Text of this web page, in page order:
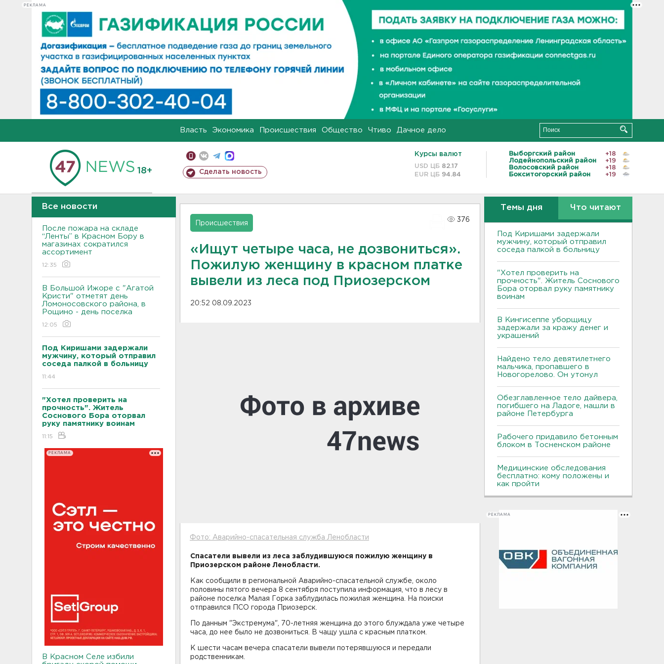
РЕКЛАМА
Власть Экономика Происшествия Общество Чтиво Дачное дело
18+ Сделать новость
Курсы валют
USD ЦБ 82.17
EUR ЦБ 94.84
Выборгский район
+18
Лодейнопольский район
+19
Волосовский район
+18
Бокситогорский район
+19
Все новости
После пожара на складе
“Ленты” в Красном Бору в
магазинах сократился
ассортимент
12:35
В Большой Ижоре с "Агатой
Кристи" отметят день
Ломоносовского района, в
Рощино - день поселка
12:05
Под Киришами задержали
мужчину, который отправил
соседа палкой в больницу
11:44
"Хотел проверить на
прочность". Житель
Соснового Бора оторвал
руку памятнику воинам
11:15
РЕКЛАМА
В Красном Селе избили
Происшествия
376
«Ищут четыре часа, не дозвониться».
Пожилую женщину в красном платке
вывели из леса под Приозерском
20:52 08.09.2023
Фото: Аварийно-спасательная служба Ленобласти
Спасатели вывели из леса заблудившуюся пожилую женщину в
Приозерском районе Ленобласти.
Как сообщили в региональной Аварийно-спасательной службе, около
половины пятого вечера 8 сентября поступила информация, что в лесу в
районе поселка Малая Горка заблудилась пожилая женщина. На поиски
отправился ПСО города Приозерск.
По данным "Экстремума", 70-летняя женщина до этого блуждала уже четыре
часа, до нее было не дозвониться. В чащу ушла с красным платком.
К шести часам вечера спасатели вывели потерявшуюся и передали
родственникам.
Темы дня Что читают
Под Киришами задержали
мужчину, который отправил
соседа палкой в больницу
"Хотел проверить на
прочность". Житель Соснового
Бора оторвал руку памятнику
воинам
В Кингисеппе уборщицу
задержали за кражу денег и
украшений
Найдено тело девятилетнего
мальчика, пропавшего в
Новогорелово. Он утонул
Обезглавленное тело дайвера,
погибшего на Ладоге, нашли в
районе Петербурга
Рабочего придавило бетонным
блоком в Тосненском районе
Медицинские обследования
бесплатно: кому положены и
как пройти
РЕКЛАМА